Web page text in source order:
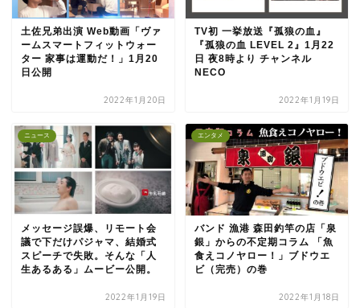
土佐兄弟出演 Web動画「ヴァ
ームスマートフィットウォー
ター 家事は運動だ！」1月20
日公開
2022年1月20日
TV初 一挙放送『孤狼の血』
『孤狼の血 LEVEL 2』1月22
日 夜8時より チャンネル
NECO
2022年1月19日
ニュース
メッセージ誤爆、リモート会
議で下だけパジャマ、結婚式
スピーチで失敗。そんな「人
生あるある」ムービー公開。
2022年1月19日
エンタメ
バンド 漁港 森田釣竿の店「泉
銀」からの不定期コラム 「魚
食えコノヤロー！」ブドウエ
ビ（完売）の巻
2022年1月18日